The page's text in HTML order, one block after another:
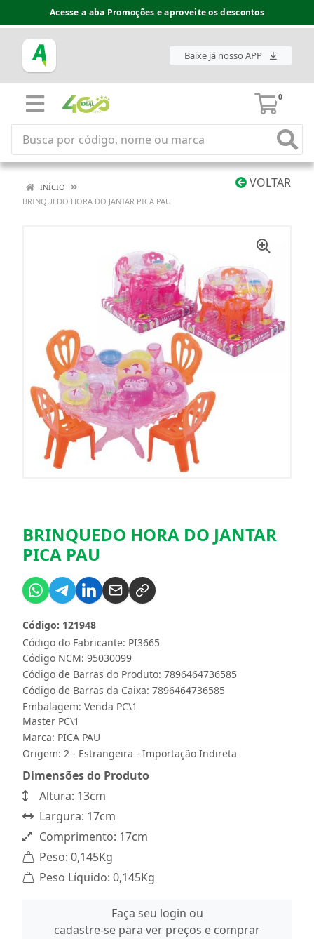
Acesse a aba Promoções e aproveite os descontos
Baixe já nosso APP
0
VOLTAR
INÍCIO
BRINQUEDO HORA DO JANTAR PICA PAU
BRINQUEDO HORA DO JANTAR
PICA PAU
Código do Fabricante: PI3665
Código: 121948
Código NCM: 95030099
Código de Barras do Produto: 7896464736585
Código de Barras da Caixa: 7896464736585
Embalagem: Venda PC\1
Master PC\1
Marca: PICA PAU
Origem: 2 - Estrangeira - Importação Indireta
Dimensões do Produto
Altura: 13cm
Largura: 17cm
Comprimento: 17cm
Peso: 0,145Kg
Peso Líquido: 0,145Kg
Faça seu login ou
cadastre-se para ver preços e comprar